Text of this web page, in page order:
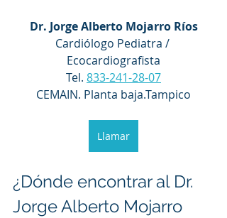
Dr. Jorge Alberto Mojarro Ríos
Cardiólogo Pediatra /
Ecocardiografista
Tel. 833-241-28-07
CEMAIN. Planta baja.Tampico
Llamar
¿Dónde encontrar al Dr.
Jorge Alberto Mojarro